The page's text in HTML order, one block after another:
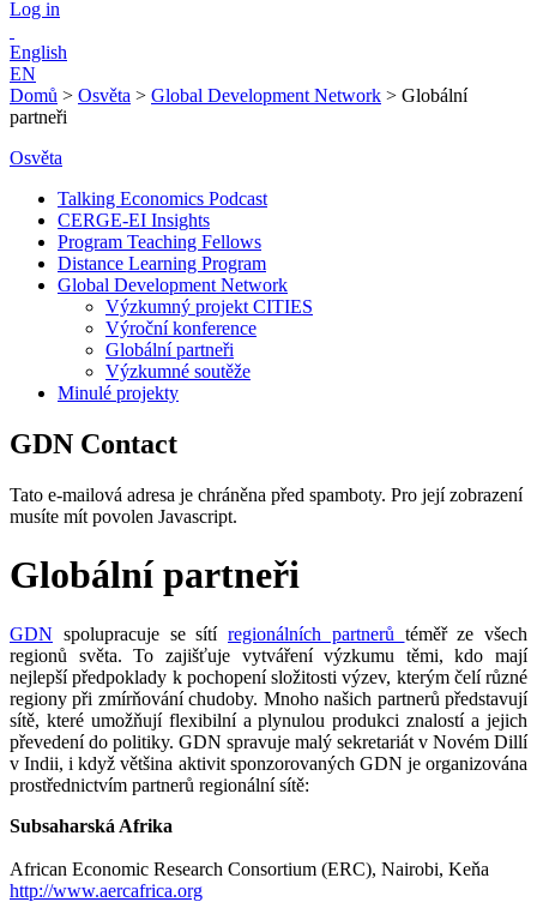
Log in
English
EN
Domů > Osvěta > Global Development Network > Globální
partneři
Osvěta
Talking Economics Podcast
CERGE-EI Insights
Program Teaching Fellows
Distance Learning Program
Global Development Network
Výzkumný projekt CITIES
Výroční konference
Globální partneři
Výzkumné soutěže
Minulé projekty
GDN Contact
Tato e-mailová adresa je chráněna před spamboty. Pro její zobrazení
musíte mít povolen Javascript.
Globální partneři
GDN spolupracuje se sítí regionálních partnerů téměř ze všech
regionů světa.
To zajišťuje vytváření výzkumu těmi, kdo mají
nejlepší předpoklady k pochopení složitosti výzev, kterým čelí různé
regiony při zmírňování chudoby. Mnoho našich partnerů představují
sítě, které umožňují flexibilní a plynulou produkci znalostí a jejich
převedení do politiky. GDN spravuje malý sekretariát v Novém Dillí
v Indii, i když většina aktivit sponzorovaných GDN je organizována
prostřednictvím partnerů regionální sítě:
Subsaharská Afrika
African Economic Research Consortium (ERC), Nairobi, Keňa
http://www.aercafrica.org